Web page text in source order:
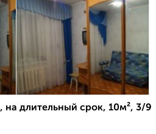
на длительный срок, 10м², 3/9